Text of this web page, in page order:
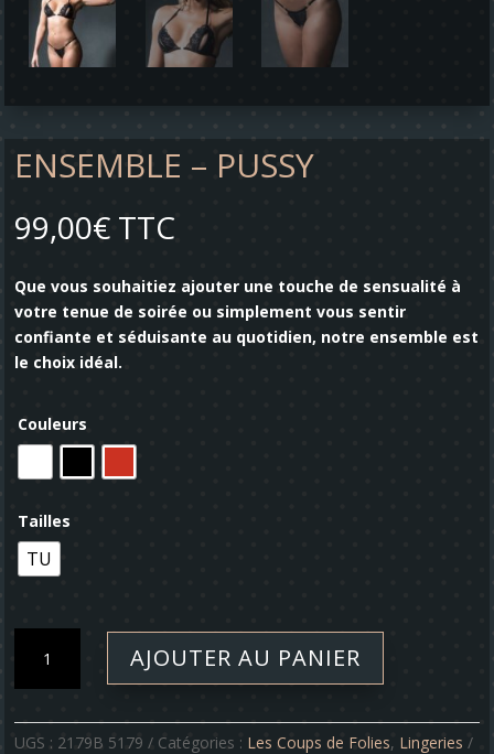
ENSEMBLE – PUSSY
99,00€ TTC
Que vous souhaitiez ajouter une touche de sensualité à
votre tenue de soirée ou simplement vous sentir
confiante et séduisante au quotidien, notre ensemble est
le choix idéal.
Couleurs
Tailles
TU
Ensemble
Pussy
AJOUTER AU PANIER
UGS : 2179B 5179 Catégories : Les Coups de Folies, Lingeries